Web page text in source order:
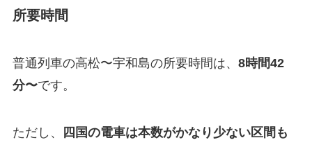
所要時間
普通列車の高松〜宇和島の所要時間は、 8時間42
分〜です。
ただし、
四国の電車は本数がかなり少ない区間も